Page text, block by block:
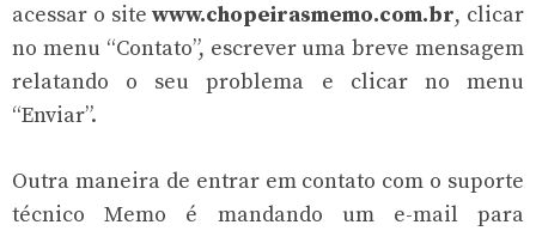
acessar o sitewww.chopeirasmemo.com.br, clicar
no menu “Contato”, escrever uma breve mensagem
relatando o seu problema e clicar no menu
“Enviar”.
Outra maneira de entrar em contato com o suporte
técnico Memo é mandando um e-mail para